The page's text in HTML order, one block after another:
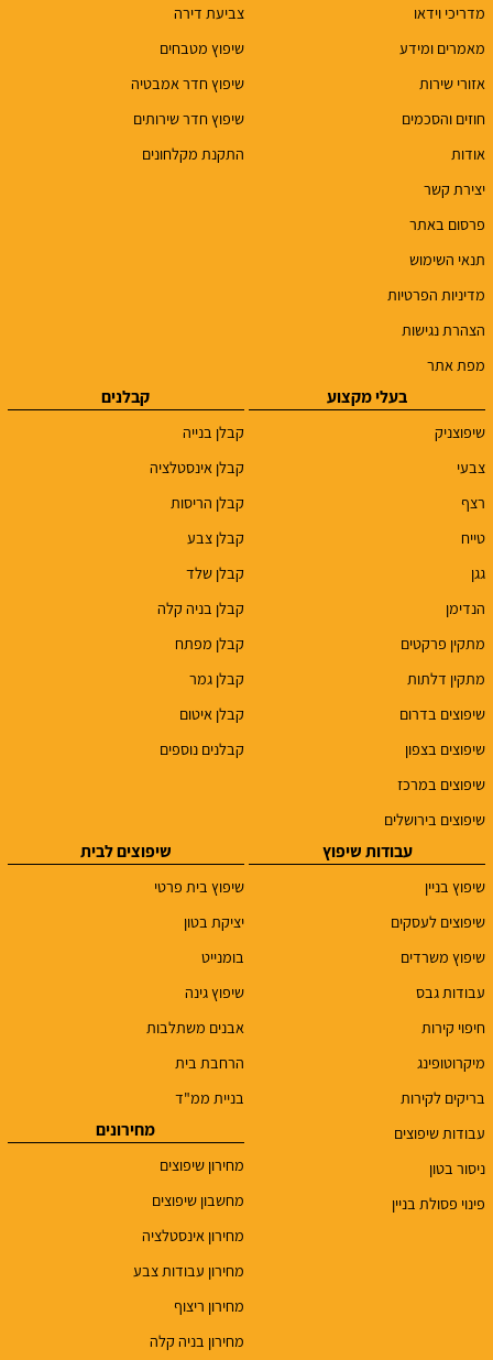
מדריכי וידאו
מאמרים ומידע
אזורי שירות
חוזים והסכמים
אודות
יצירת קשר
פרסום באתר
תנאי השימוש
מדיניות הפרטיות
הצהרת נגישות
מפת אתר
צביעת דירה
שיפוץ מטבחים
שיפוץ חדר אמבטיה
שיפוץ חדר שירותים
התקנת מקלחונים
בעלי מקצוע
שיפוצניק
צבעי
רצף
טייח
גגן
הנדימן
מתקין פרקטים
מתקין דלתות
שיפוצים בדרום
שיפוצים בצפון
שיפוצים במרכז
שיפוצים בירושלים
קבלנים
קבלן בנייה
קבלן אינסטלציה
קבלן הריסות
קבלן צבע
קבלן שלד
קבלן בניה קלה
קבלן מפתח
קבלן גמר
קבלן איטום
קבלנים נוספים
עבודות שיפוץ
שיפוץ בניין
שיפוצים לעסקים
שיפוץ משרדים
עבודות גבס
חיפוי קירות
מיקרוטופינג
בריקים לקירות
עבודות שיפוצים
ניסור בטון
פינוי פסולת בניין
שיפוצים לבית
שיפוץ בית פרטי
יציקת בטון
בומנייט
שיפוץ גינה
אבנים משתלבות
הרחבת בית
בניית ממ"ד
מחירונים
מחירון שיפוצים
מחשבון שיפוצים
מחירון אינסטלציה
מחירון עבודות צבע
מחירון ריצוף
מחירון בניה קלה